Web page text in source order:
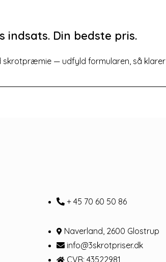
indsats. Din bedste pris.
— udfyld formularen, så klarer
+ 45 70 60 50 86
Naverland, 2600 Glostrup
info@3skrotpriser.dk
CVR: 43522981